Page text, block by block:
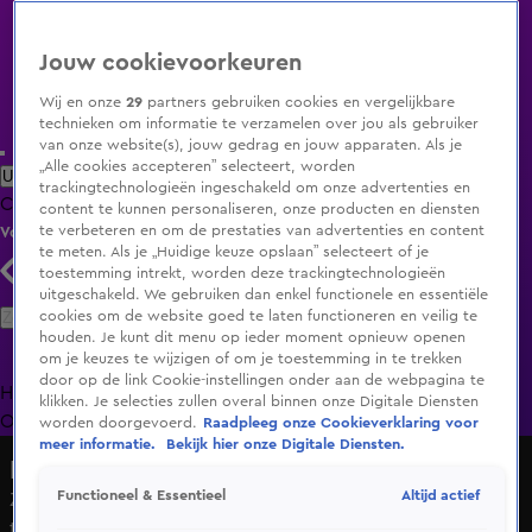
Uitzending Gemist Populaire programma's Zenders Genres
ClipsFilmsRadioSmart TV inlogShop
Volg KIJK
Zoeken
HomeUitzending Gemist Programma's De Bondgenoten
OranjezomerLivestreamsShop
ZIEN: Omstanders gaan kopje onder door golf bij
Jouw cookievoorkeuren
Wij en onze29 partners gebruiken cookies en vergelijkbare
technieken om informatie te verzamelen over jou als gebruiker
van onze website(s), jouw gedrag en jouw apparaten. Als je
„Alle cookies accepteren” selecteert, worden
trackingtechnologieën ingeschakeld om onze advertenties en
content te kunnen personaliseren, onze producten en diensten
te verbeteren en om de prestaties van advertenties en content
te meten. Als je „Huidige keuze opslaan” selecteert of je
toestemming intrekt, worden deze trackingtechnologieën
uitgeschakeld. We gebruiken dan enkel functionele en essentiële
cookies om de website goed te laten functioneren en veilig te
houden. Je kunt dit menu op ieder moment opnieuw openen
om je keuzes te wijzigen of om je toestemming in te trekken
door op de link Cookie-instellingen onder aan de webpagina te
klikken. Je selecties zullen overal binnen onze Digitale Diensten
worden doorgevoerd.
Raadpleeg onze Cookieverklaring voor
meer informatie.
Bekijk hier onze Digitale Diensten.
Functioneel & Essentieel Altijd actief